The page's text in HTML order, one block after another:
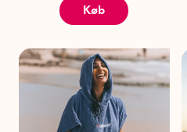
Køb